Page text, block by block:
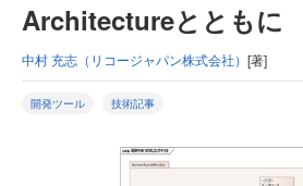
Architectureとともに
中村 充志（リコージャパン株式会社） [著]
開発ツール 技術記事